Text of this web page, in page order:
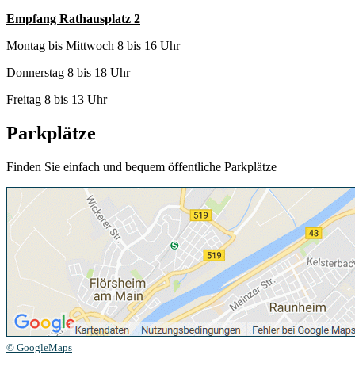
Empfang Rathausplatz 2
Montag bis Mittwoch 8 bis 16 Uhr
Donnerstag 8 bis 18 Uhr
Freitag 8 bis 13 Uhr
Parkplätze
Finden Sie einfach und bequem öffentliche Parkplätze
© GoogleMaps